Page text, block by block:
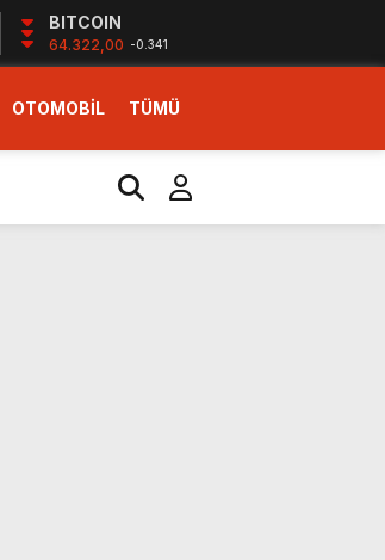
BITCOIN
64.322,00 -0.341
OTOMOBİL TÜMÜ